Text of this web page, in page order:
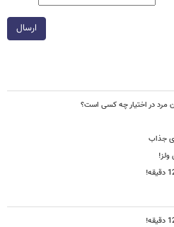
ارسال
مرد در اختیار چه کسی است؟
جذاب
ولز!